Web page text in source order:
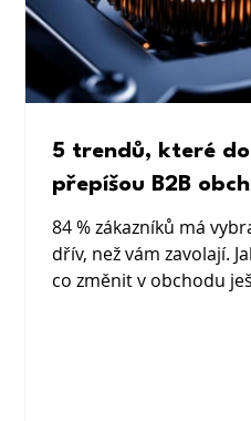
5 trendů, které
přepíšou B2B
84 % zákazníků má
dřív, než vám zavolají. Jak na to reagovat a
co změnit v obchodu